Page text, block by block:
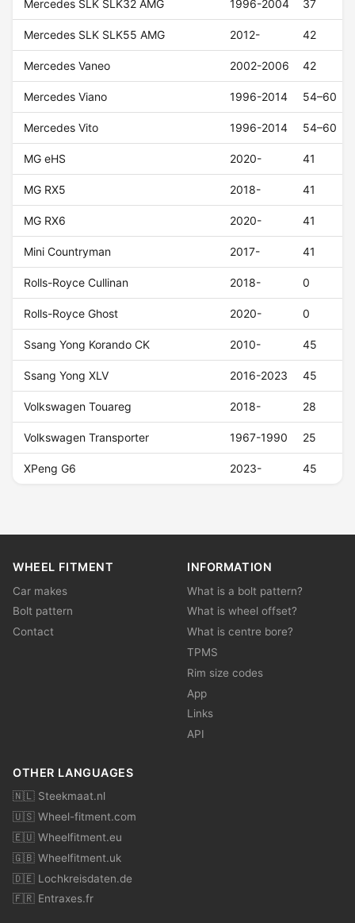
Mercedes SLK SLK32 AMG 1996-2004 37
Mercedes SLK SLK55 AMG 2012- 42
Mercedes Vaneo 2002-2006 42
Mercedes Viano 1996-2014 54–60
Mercedes Vito 1996-2014 54–60
MG eHS 2020- 41
MG RX5 2018- 41
MG RX6 2020- 41
Mini Countryman 2017- 41
Rolls-Royce Cullinan 2018- 0
Rolls-Royce Ghost 2020- 0
Ssang Yong Korando CK 2010- 45
Ssang Yong XLV 2016-2023 45
Volkswagen Touareg 2018- 28
Volkswagen Transporter 1967-1990 25
XPeng G6 2023- 45
WHEEL FITMENT
Car makes
Bolt pattern
Contact
INFORMATION
What is a bolt pattern?
What is wheel offset?
What is centre bore?
TPMS
Rim size codes
App
Links
API
OTHER LANGUAGES
🇳🇱 Steekmaat.nl
🇺🇸 Wheel-fitment.com
🇪🇺 Wheelfitment.eu
🇬🇧 Wheelfitment.uk
🇩🇪 Lochkreisdaten.de
🇫🇷 Entraxes.fr